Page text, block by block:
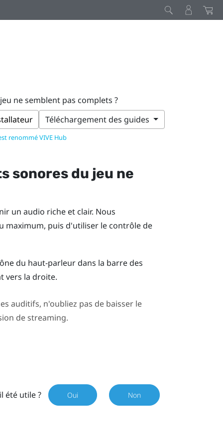
ne semblent pas complets ?
renommé VIVE Hub
Téléchargement des guides
sonores du jeu ne
un audio riche et clair. Nous
maximum, puis d'utiliser le contrôle de
du haut-parleur dans la barre des
vers la droite.
auditifs, n'oubliez pas de baisser le
de streaming.
été utile ? Oui Non